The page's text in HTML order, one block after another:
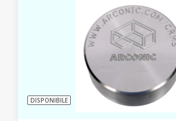
DISPONIBILE